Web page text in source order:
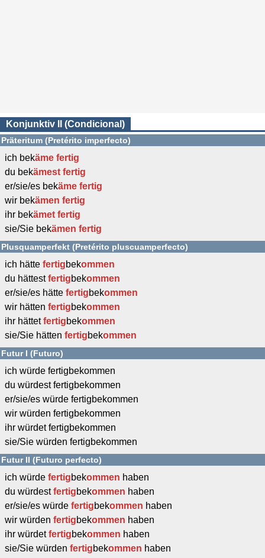
Konjunktiv II (Condicional)
Präteritum (Pretérito imperfecto)
ich bekäme fertig
du bekämest fertig
er/sie/es bekäme fertig
wir bekämen fertig
ihr bekämet fertig
sie/Sie bekämen fertig
Plusquamperfekt (Pretérito pluscuamperfecto)
ich hätte fertigbekommen
du hättestfertigbekommen
er/sie/es hätte fertigbekommen
wir hätten fertigbekommen
ihr hättetfertigbekommen
sie/Sie hätten fertigbekommen
Futur I (Futuro)
ich würde fertigbekommen
du würdest fertigbekommen
er/sie/es würde fertigbekommen
wir würden fertigbekommen
ihr würdet fertigbekommen
sie/Sie würden fertigbekommen
Futur II (Futuro perfecto)
ich würde fertigbekommen haben
du würdestfertigbekommen haben
er/sie/es würde fertigbekommen haben
wir würden fertigbekommen haben
ihr würdetfertigbekommen haben
sie/Sie würden fertigbekommen haben